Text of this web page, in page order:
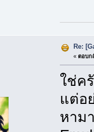
Re:
« ตอบก
ใช่ค
แต่อ
หาม